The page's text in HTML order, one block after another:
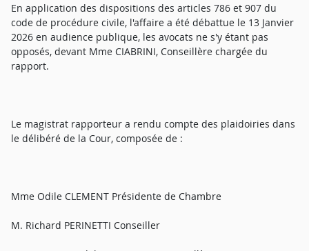
En application des dispositions des articles 786 et 907 du
code de procédure civile, l'affaire a été débattue le 13 Janvier
2026 en audience publique, les avocats ne s'y étant pas
opposés, devant Mme CIABRINI, Conseillère chargée du
rapport.
Le magistrat rapporteur a rendu compte des plaidoiries dans
le délibéré de la Cour, composée de :
Mme Odile CLEMENT Présidente de Chambre
M. Richard PERINETTI Conseiller